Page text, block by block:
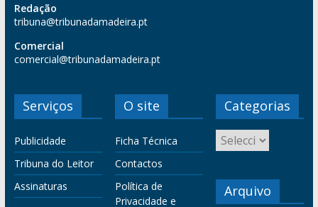
Redação
tribuna@tribunadamadeira.pt
Comercial
comercial@tribunadamadeira.pt
Serviços
Publicidade
Tribuna do Leitor
Assinaturas
O site
Ficha Técnica
Contactos
Política de
Privacidade e
Categorias
Arquivo